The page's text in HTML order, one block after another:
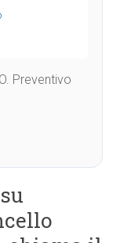
Preventivo